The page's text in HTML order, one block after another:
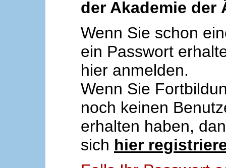
der Akademie der
Wenn Sie schon
ein Passwort
hier anmelden.
Wenn Sie
noch keinen
erhalten haben,
sich hier